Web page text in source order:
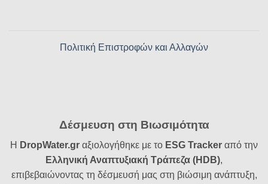
Πολιτική Επιστροφών και Αλλαγών
Δέσμευση στη Βιωσιμότητα
Η DropWater.gr αξιολογήθηκε με το ESG Tracker από την
Ελληνική Αναπτυξιακή Τράπεζα (HDB),
επιβεβαιώνοντας τη δέσμευσή μας στη βιώσιμη ανάπτυξη,